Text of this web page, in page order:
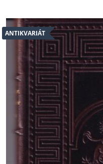
ANTIKVARIÁT